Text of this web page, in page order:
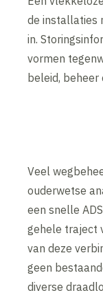
de installaties
in.
vormen
beleid, beheer
Veel
ouderwetse
een snelle
gehele traject
van deze
geen
diverse